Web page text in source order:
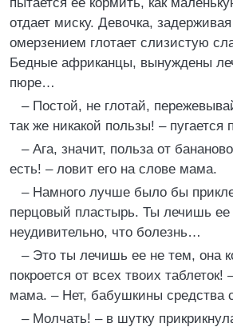
отдает миску. Девочка,
омерзением глотает слизистую
Бедные африканцы, вынуждены
пюре…
– Постой, не глотай,
так же никакой пользы! – пугается
– Ага, значит, польза от
есть! – ловит его на слове мама.
– Намного лучше было бы
перцовый пластырь. Ты лечишь ее
неудивительно, что болезнь…
– Это ты лечишь ее не тем, она
покроется от всех твоих таблеток!
мама. – Нет, бабушкины средства
– Молчать! – в шутку